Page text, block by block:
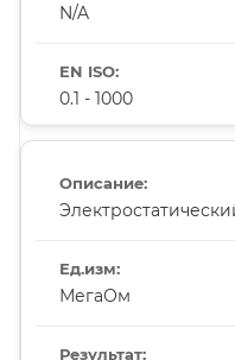
N/A
0.1 - 1000
МегаОм